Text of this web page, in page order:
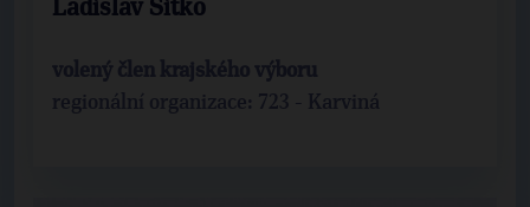
Ladislav Sitko
volený člen krajského výboru
regionální organizace: 723 - Karviná